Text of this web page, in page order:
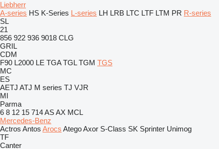
Liebherr
A-series HS K-Series L-series LH LRB LTC LTF LTM PR R-series
SL
21
856 922 936 9018 CLG
GRIL
CDM
F90 L2000 LE TGA TGL TGM TGS
MC
ES
AETJ ATJ M series TJ VJR
MI
Parma
6 8 12 15 714ASAX MCL
Mercedes-Benz
Actros Antos Arocs AtegoAxor S-Class SK Sprinter Unimog
TF
Canter